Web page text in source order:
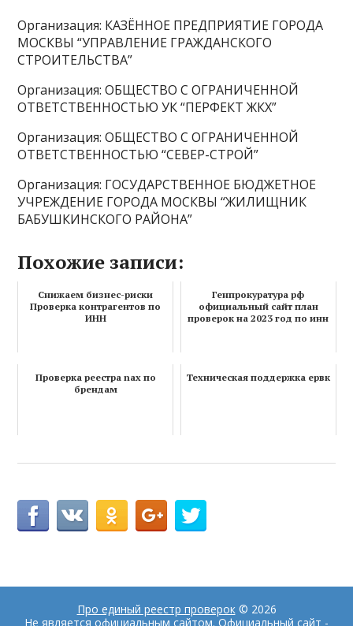
Организация: КАЗЁННОЕ ПРЕДПРИЯТИЕ ГОРОДА
МОСКВЫ “УПРАВЛЕНИЕ ГРАЖДАНСКОГО
СТРОИТЕЛЬСТВА”
Организация: ОБЩЕСТВО С ОГРАНИЧЕННОЙ
ОТВЕТСТВЕННОСТЬЮ УК “ПЕРФЕКТ ЖКХ”
Организация: ОБЩЕСТВО С ОГРАНИЧЕННОЙ
ОТВЕТСТВЕННОСТЬЮ “СЕВЕР-СТРОЙ”
Организация: ГОСУДАРСТВЕННОЕ БЮДЖЕТНОЕ
УЧРЕЖДЕНИЕ ГОРОДА МОСКВЫ “ЖИЛИЩНИК
БАБУШКИНСКОГО РАЙОНА”
Похожие записи:
Снижаем бизнес-риски
Проверка контрагентов по
ИНН
Генпрокуратура рф
официальный сайт план
проверок на 2023 год по инн
Проверка реестра nax по
брендам
Техническая поддержка ервк
Про единый реестр проверок© 2026
Не является официальным сайтом. Официальный сайт -